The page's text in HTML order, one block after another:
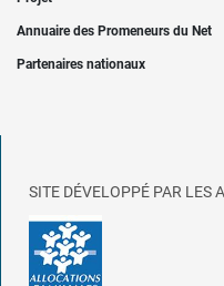
Annuaire des Promeneurs du Net
Partenaires nationaux
SITE DÉVELOPPÉ PAR LES